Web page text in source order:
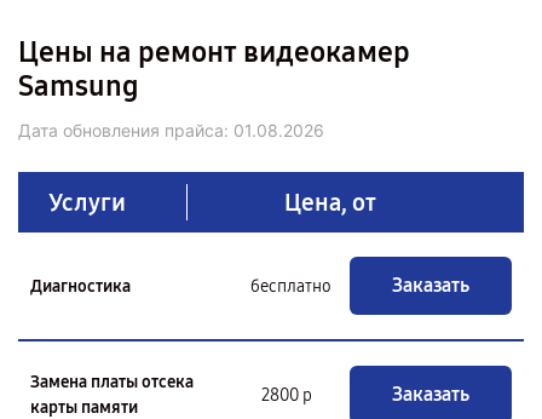
Цены на ремонт видеокамер
Samsung
Дата обновления прайса: 01.08.2026
Услуги Цена, от
Диагностика бесплатно Заказать
Замена платы отсека
карты памяти
2800 р Заказать